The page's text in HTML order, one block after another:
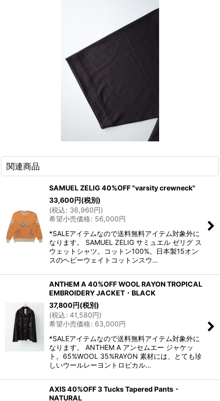
関連商品
SAMUEL ZELIG 40%OFF "varsity crewneck"
33,600円(税別)
(税込: 36,960円)
希望小売価格: 56,000円
*SALEアイテムなので送料無料アイテム対象外に
なります。 SAMUEL ZELIG サミュエル ゼリグ ス
ウェットシャツ。コットン100%。日本製15オン
スのヘビーウェイトコットンスウ…
ANTHEM A 40%OFF WOOL RAYON TROPICAL
EMBROIDERY JACKET・BLACK
37,800円(税別)
(税込: 41,580円)
希望小売価格: 63,000円
*SALEアイテムなので送料無料アイテム対象外に
なります。 ANTHEM A アンセムエー ジャケッ
ト。65%WOOL 35%RAYON 素材には、とても珍
しいウールレーヨントロピカル…
AXIS 40%OFF 3 Tucks Tapered Pants・
NATURAL